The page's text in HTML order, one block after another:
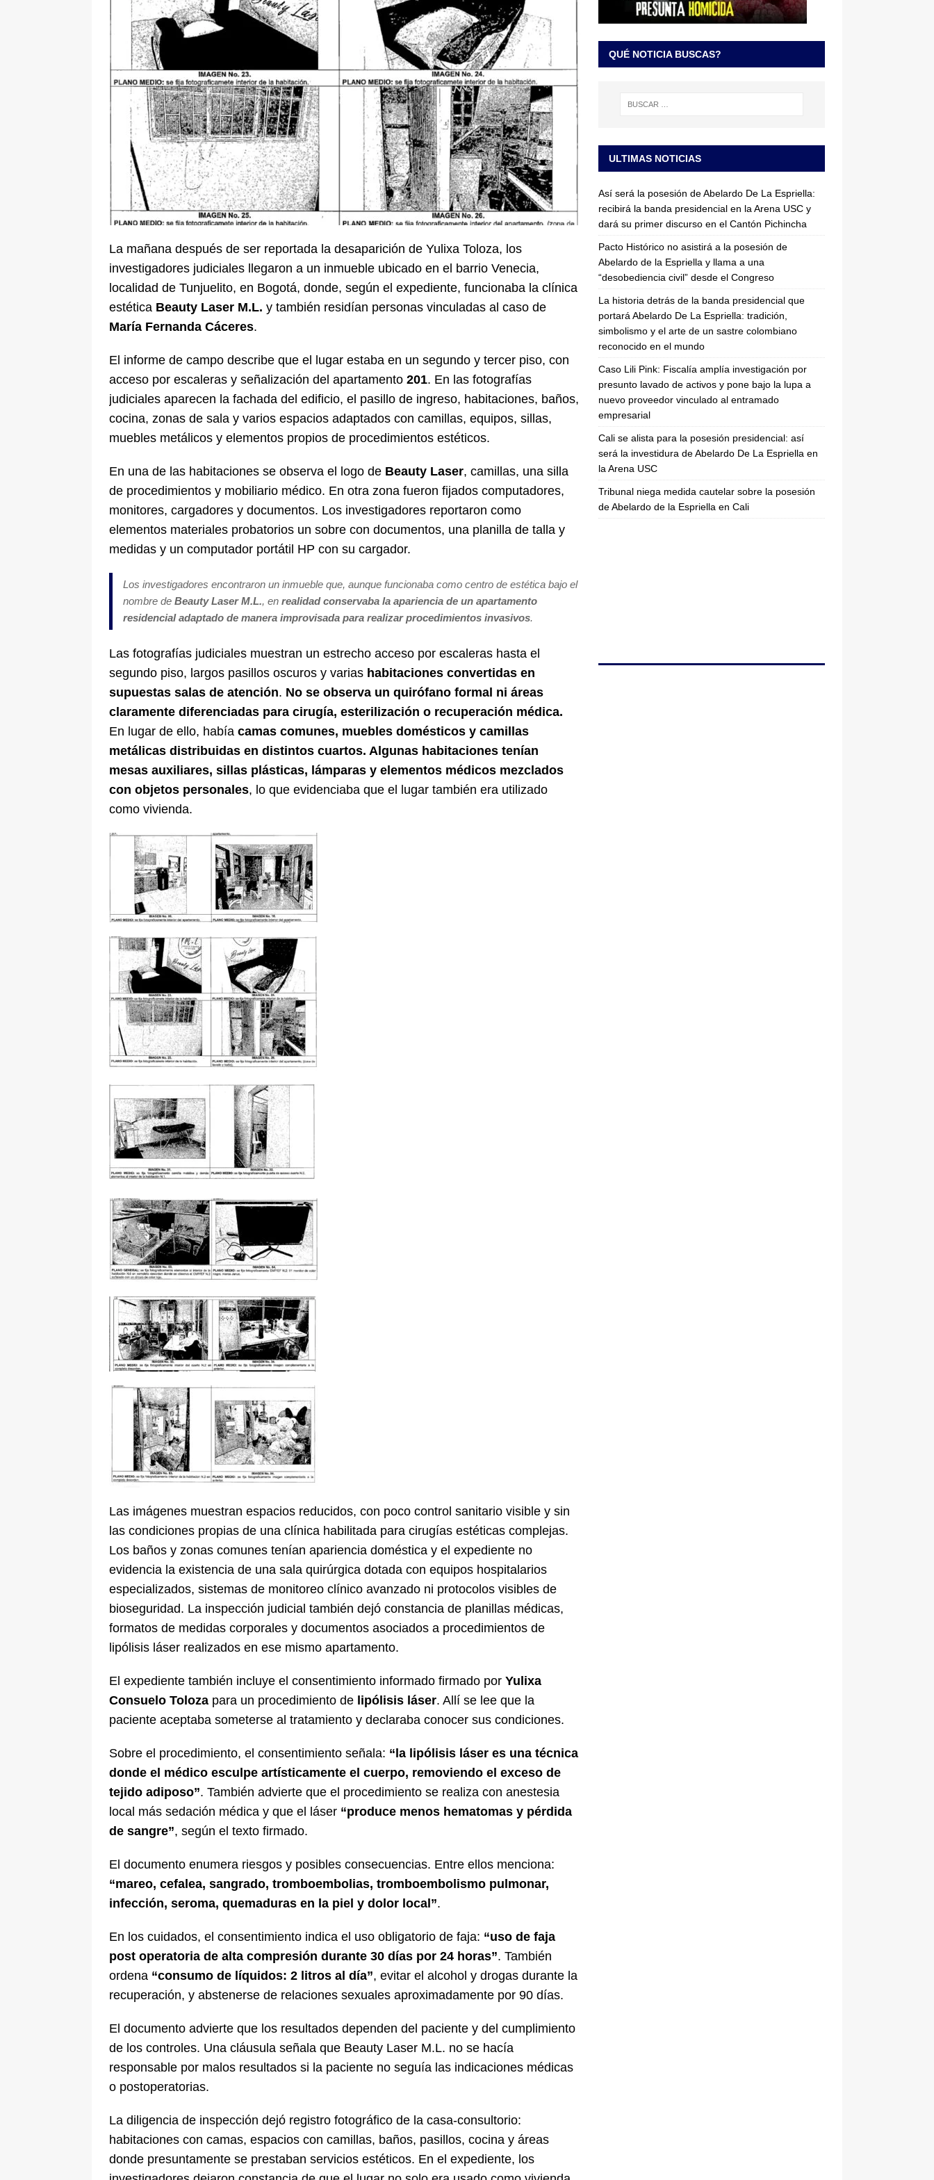
pone bajo la lupa a nuevo proveedor vinculado al entramado empresarial JUDICIALES
[ 6 de agosto de 2026 ] Cali se alista para la posesión presidencial: así será la investidura de Abelardo
LO ÚLTIMO
La mañana después de ser reportada la desaparición de Yulixa Toloza, los
investigadores judiciales llegaron a un inmueble ubicado en el barrio Venecia,
localidad de Tunjuelito, en Bogotá, donde, según el expediente, funcionaba la clínica
estética Beauty Laser M.L. y también residían personas vinculadas al caso de
María Fernanda Cáceres.
El informe de campo describe que el lugar estaba en un segundo y tercer piso, con
acceso por escaleras y señalización del apartamento 201. En las fotografías
judiciales aparecen la fachada del edificio, el pasillo de ingreso, habitaciones, baños,
cocina, zonas de sala y varios espacios adaptados con camillas, equipos, sillas,
muebles metálicos y elementos propios de procedimientos estéticos.
En una de las habitaciones se observa el logo de Beauty Laser, camillas, una silla
de procedimientos y mobiliario médico. En otra zona fueron fijados computadores,
monitores, cargadores y documentos. Los investigadores reportaron como
elementos materiales probatorios un sobre con documentos, una planilla de talla y
medidas y un computador portátil HP con su cargador.
Los investigadores encontraron un inmueble que, aunque funcionaba como centro de estética bajo el
nombre de Beauty Laser M.L., en realidad conservaba la apariencia de un apartamento
residencial adaptado de manera improvisada para realizar procedimientos invasivos.
Las fotografías judiciales muestran un estrecho acceso por escaleras hasta el
segundo piso, largos pasillos oscuros y varias habitaciones convertidas en
supuestas salas de atención. No se observa un quirófano formal ni áreas
claramente diferenciadas para cirugía, esterilización o recuperación médica.
En lugar de ello, había camas comunes, muebles domésticos y camillas
metálicas distribuidas en distintos cuartos. Algunas habitaciones tenían
mesas auxiliares, sillas plásticas, lámparas y elementos médicos mezclados
con objetos personales, lo que evidenciaba que el lugar también era utilizado
como vivienda.
Las imágenes muestran espacios reducidos, con poco control sanitario visible y sin
las condiciones propias de una clínica habilitada para cirugías estéticas complejas.
Los baños y zonas comunes tenían apariencia doméstica y el expediente no
evidencia la existencia de una sala quirúrgica dotada con equipos hospitalarios
especializados, sistemas de monitoreo clínico avanzado ni protocolos visibles de
bioseguridad. La inspección judicial también dejó constancia de planillas médicas,
formatos de medidas corporales y documentos asociados a procedimientos de
lipólisis láser realizados en ese mismo apartamento.
El expediente también incluye el consentimiento informado firmado por Yulixa
Consuelo Toloza para un procedimiento de lipólisis láser. Allí se lee que la
paciente aceptaba someterse al tratamiento y declaraba conocer sus condiciones.
Sobre el procedimiento, el consentimiento señala: “la lipólisis láser es una técnica
donde el médico esculpe artísticamente el cuerpo, removiendo el exceso de
tejido adiposo”. También advierte que el procedimiento se realiza con anestesia
local más sedación médica y que el láser “produce menos hematomas y pérdida
de sangre”, según el texto firmado.
El documento enumera riesgos y posibles consecuencias. Entre ellos menciona:
“mareo, cefalea, sangrado, tromboembolias, tromboembolismo pulmonar,
infección, seroma, quemaduras en la piel y dolor local”.
En los cuidados, el consentimiento indica el uso obligatorio de faja: “uso de faja
post operatoria de alta compresión durante 30 días por 24 horas”. También
ordena “consumo de líquidos: 2 litros al día”, evitar el alcohol y drogas durante la
recuperación, y abstenerse de relaciones sexuales aproximadamente por 90 días.
El documento advierte que los resultados dependen del paciente y del cumplimiento
de los controles. Una cláusula señala que Beauty Laser M.L. no se hacía
responsable por malos resultados si la paciente no seguía las indicaciones médicas
o postoperatorias.
La diligencia de inspección dejó registro fotográfico de la casa-consultorio:
habitaciones con camas, espacios con camillas, baños, pasillos, cocina y áreas
donde presuntamente se prestaban servicios estéticos. En el expediente, los
QUÉ NOTICIA BUSCAS?
ULTIMAS NOTICIAS
Así será la posesión de Abelardo De La Espriella:
recibirá la banda presidencial en la Arena USC y
dará su primer discurso en el Cantón Pichincha
Pacto Histórico no asistirá a la posesión de
Abelardo de la Espriella y llama a una
“desobediencia civil” desde el Congreso
La historia detrás de la banda presidencial que
portará Abelardo De La Espriella: tradición,
simbolismo y el arte de un sastre colombiano
reconocido en el mundo
Caso Lili Pink: Fiscalía amplía investigación por
presunto lavado de activos y pone bajo la lupa a
nuevo proveedor vinculado al entramado
empresarial
Cali se alista para la posesión presidencial: así
será la investidura de Abelardo De La Espriella en
la Arena USC
Tribunal niega medida cautelar sobre la posesión
de Abelardo de la Espriella en Cali